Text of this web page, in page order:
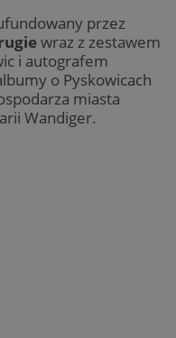
przez
wraz z zestawem
i autografem
o Pyskowicach
miasta
Wandiger.